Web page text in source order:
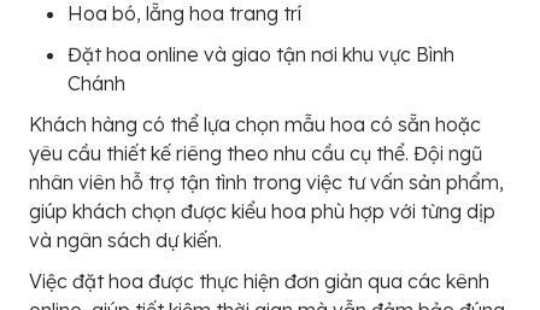
Hoa bó, lẵng hoa trang trí
Đặt hoa online và giao tận nơi khu vực Bình
Chánh
Khách hàng có thể lựa chọn mẫu hoa có sẵn hoặc
yêu cầu thiết kế riêng theo nhu cầu cụ thể. Đội ngũ
nhân viên hỗ trợ tận tình trong việc tư vấn sản phẩm,
giúp khách chọn được kiểu hoa phù hợp với từng dịp
và ngân sách dự kiến.
Việc đặt hoa được thực hiện đơn giản qua các kênh